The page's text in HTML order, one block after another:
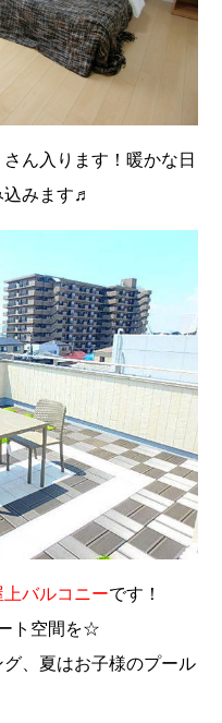
ん入ります！暖かな日
込みます♬
上バルコニーです！
ト空間を☆
、夏はお子様のプール